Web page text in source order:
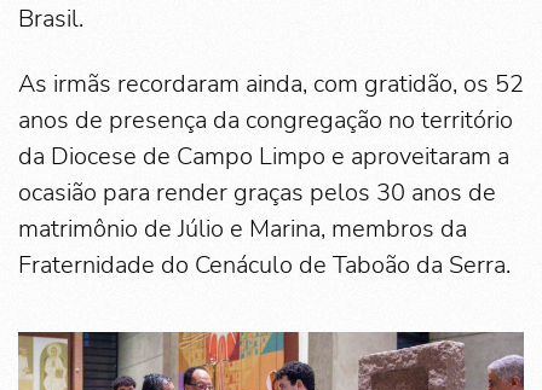
Brasil.
As irmãs recordaram ainda, com gratidão, os 52
anos de presença da congregação no território
da Diocese de Campo Limpo e aproveitaram a
ocasião para render graças pelos 30 anos de
matrimônio de Júlio e Marina, membros da
Fraternidade do Cenáculo de Taboão da Serra.